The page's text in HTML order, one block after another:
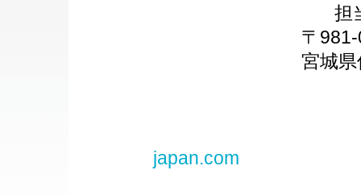
担当：二
〒981-
宮城県仙台市
japan.com